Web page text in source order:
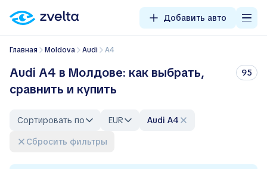
Добавить авто
Главная Moldova Audi A4
Audi A4 в Молдове: как выбрать,
сравнить и купить
95
Сортировать по EUR
Audi A4
Сбросить фильтры